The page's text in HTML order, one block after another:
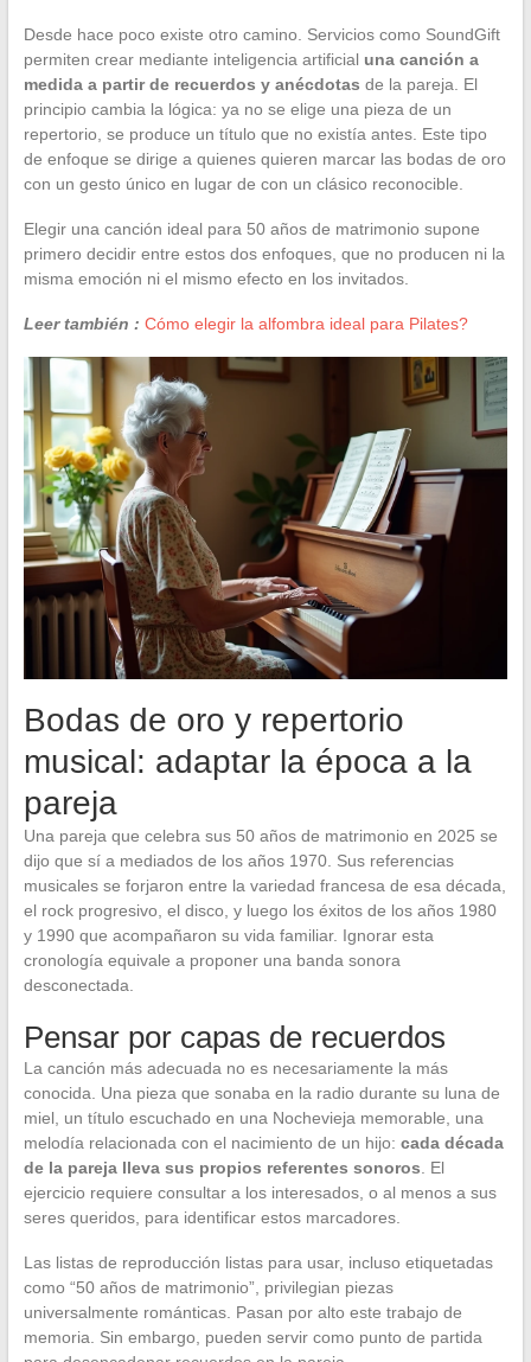
Desde hace poco existe otro camino. Servicios como SoundGift
permiten crear mediante inteligencia artificial una canción a
medida a partir de recuerdos y anécdotas de la pareja. El
principio cambia la lógica: ya no se elige una pieza de un
repertorio, se produce un título que no existía antes. Este tipo
de enfoque se dirige a quienes quieren marcar las bodas de oro
con un gesto único en lugar de con un clásico reconocible.
Elegir una canción ideal para 50 años de matrimonio supone
primero decidir entre estos dos enfoques, que no producen ni la
misma emoción ni el mismo efecto en los invitados.
Leer también : Cómo elegir la alfombra ideal para Pilates?
Bodas de oro y repertorio
musical: adaptar la época a la
pareja
Una pareja que celebra sus 50 años de matrimonio en 2025 se
dijo que sí a mediados de los años 1970. Sus referencias
musicales se forjaron entre la variedad francesa de esa década,
el rock progresivo, el disco, y luego los éxitos de los años 1980
y 1990 que acompañaron su vida familiar. Ignorar esta
cronología equivale a proponer una banda sonora
desconectada.
Pensar por capas de recuerdos
La canción más adecuada no es necesariamente la más
conocida. Una pieza que sonaba en la radio durante su luna de
miel, un título escuchado en una Nochevieja memorable, una
melodía relacionada con el nacimiento de un hijo: cada década
de la pareja lleva sus propios referentes sonoros . El
ejercicio requiere consultar a los interesados, o al menos a sus
seres queridos, para identificar estos marcadores.
Las listas de reproducción listas para usar, incluso etiquetadas
como “50 años de matrimonio”, privilegian piezas
universalmente románticas. Pasan por alto este trabajo de
memoria. Sin embargo, pueden servir como punto de partida